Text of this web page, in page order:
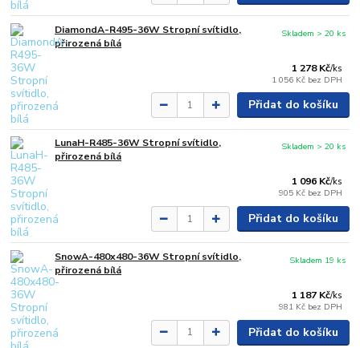
DiamondA-R495-36W Stropní svítidlo,
přirozená bílá
1 278 Kč/ks
1 056 Kč bez DPH
Skladem > 20 ks
Přidat do košíku
LunaH-R485-36W Stropní svítidlo,
přirozená bílá
1 096 Kč/ks
905 Kč bez DPH
Skladem > 20 ks
Přidat do košíku
SnowA-480x480-36W Stropní svítidlo,
přirozená bílá
1 187 Kč/ks
981 Kč bez DPH
Skladem 19 ks
Přidat do košíku